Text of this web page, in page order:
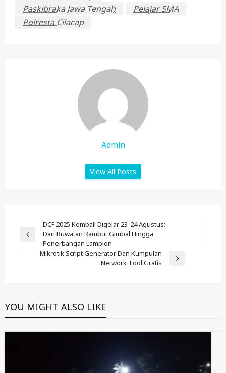
Paskibraka Jawa Tengah
Pelajar SMA
Polresta Cilacap
Admin
View All Posts
Navigation
Previous
DCF 2025 Kembali Digelar 23-24 Agustus:
Dari Ruwatan Rambut Gimbal Hingga
Penerbangan Lampion
Mikrotik Script Generator Dan Kumpulan
Network Tool Gratis
YOU MIGHT ALSO LIKE